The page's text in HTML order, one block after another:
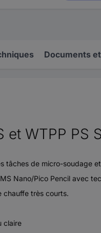
Documents
WTPP PS
tâches de micro-soudage
Nano/Pico Pencil avec
chauffe très courts.
claire